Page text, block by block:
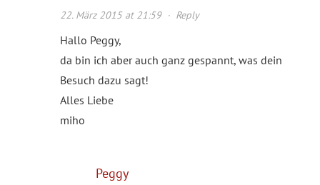
22. März 2015 at 21:59· Reply
Hallo Peggy,
da bin ich aber auch ganz gespannt, was dein
Besuch dazu sagt!
Alles Liebe
miho
Peggy